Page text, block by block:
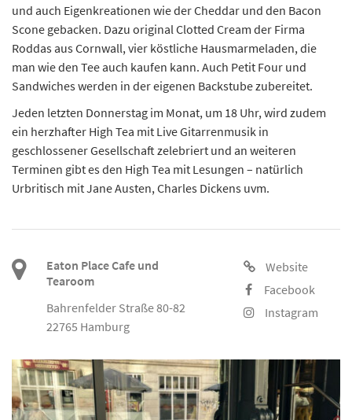
und auch Eigenkreationen wie der Cheddar und den Bacon
Scone gebacken. Dazu original Clotted Cream der Firma
Roddas aus Cornwall, vier köstliche Hausmarmeladen, die
man wie den Tee auch kaufen kann. Auch Petit Four und
Sandwiches werden in der eigenen Backstube zubereitet.
Jeden letzten Donnerstag im Monat, um 18 Uhr, wird zudem
ein herzhafter High Tea mit Live Gitarrenmusik in
geschlossener Gesellschaft zelebriert und an weiteren
Terminen gibt es den High Tea mit Lesungen – natürlich
Urbritisch mit Jane Austen, Charles Dickens uvm.
Eaton Place Cafe und
Tearoom
Bahrenfelder Straße 80-82
22765 Hamburg
Website
Facebook
Instagram